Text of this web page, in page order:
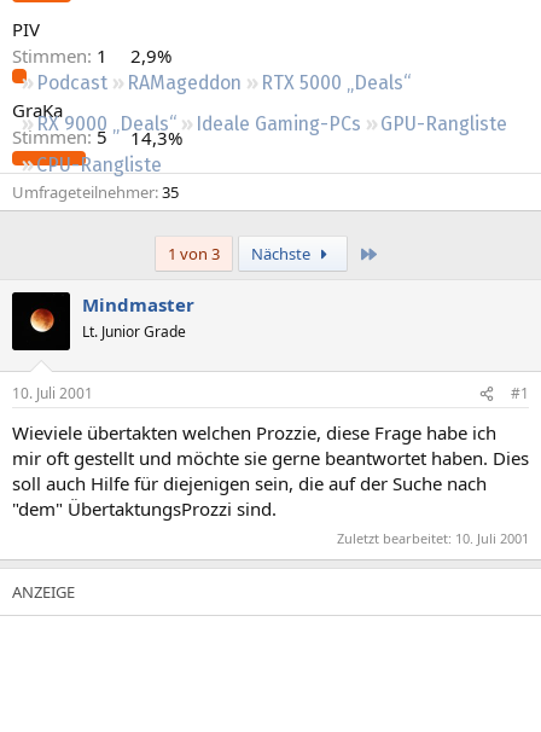
Podcast RAMageddon
RTX 5000 „Deals“
RX 9000 „Deals“
Ideale Gaming-PCs
GPU-Rangliste
CPU-Rangliste
PIV
Stimmen: 1 2,9%
GraKa
Stimmen:5 14,3%
Umfrageteilnehmer 35
1 von 3 Nächste
Mindmaster
Lt. Junior Grade
10. Juli 2001 #1
Wieviele übertakten welchen Prozzie, diese Frage habe ich
mir oft gestellt und möchte sie gerne beantwortet haben. Dies
soll auch Hilfe für diejenigen sein, die auf der Suche nach
"dem" ÜbertaktungsProzzi sind.
Zuletzt bearbeitet: 10. Juli 2001